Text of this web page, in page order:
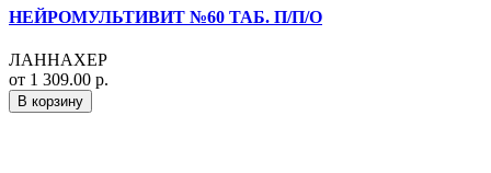
НЕЙРОМУЛЬТИВИТ №60 ТАБ. П/П/О
ЛАННАХЕР
от 1 309.00 р.
В корзину